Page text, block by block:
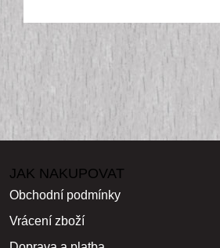
JAK NAKUPOVAT
Obchodní podmínky
Vrácení zboží